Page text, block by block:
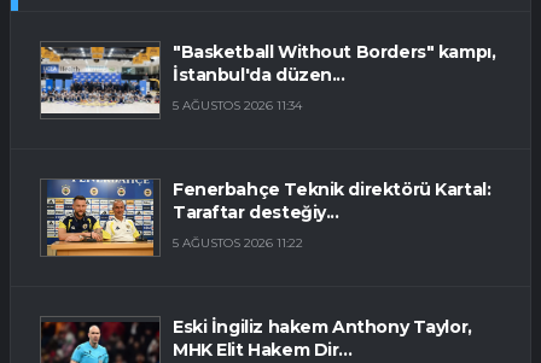
"Basketball Without Borders" kampı,
İstanbul'da düzen...
5 AĞUSTOS 2026 11:34
Fenerbahçe Teknik direktörü Kartal:
Taraftar desteğiy...
5 AĞUSTOS 2026 11:22
Eski İngiliz hakem Anthony Taylor,
MHK Elit Hakem Dir...